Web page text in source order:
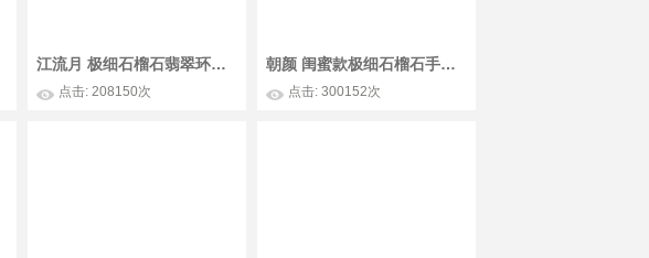
江流月 极细石榴石翡翠环手绳 很典雅的银灰色和酒红色哦
点击: 208150次
朝颜 闺蜜款极细石榴石手绳 DIY视频教程 这款是改版哦更适合零基础新手制作
点击: 300152次